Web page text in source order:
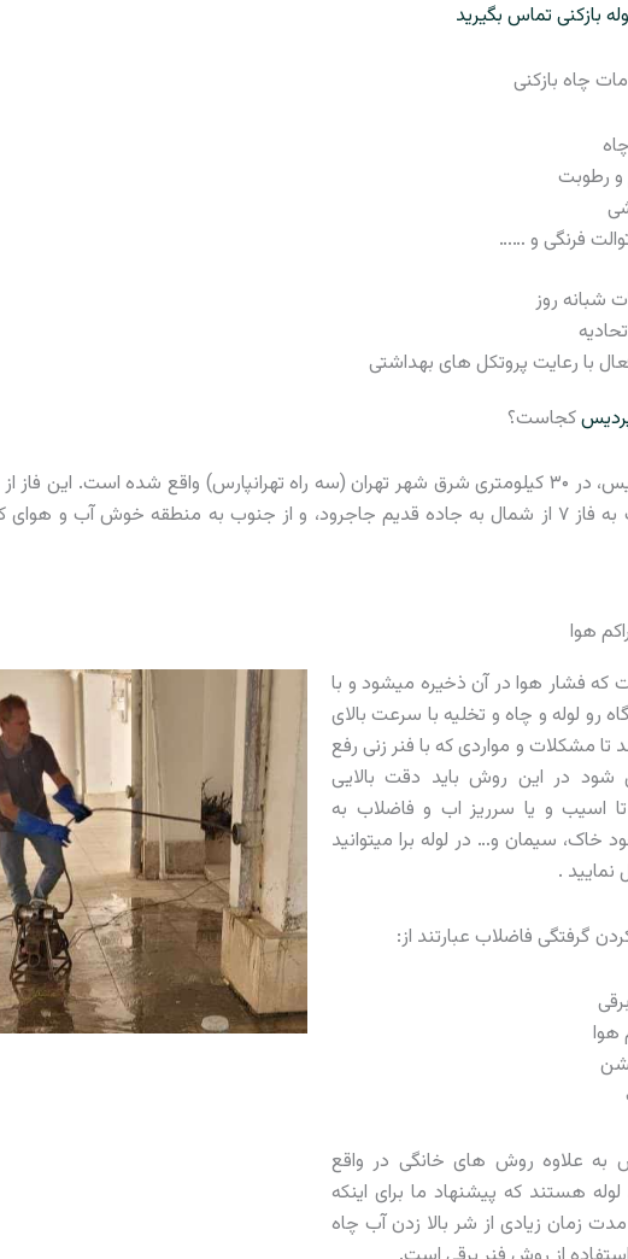
بازکنی تماس بگیرید
چاه بازکنی
و رطوبت
فرنگی و ……
شبانه روز
با رعایت پروتکل های بهداشتی
کجاست؟
فاز6 شهر پردیس، در ۳۰ کیلومتری شرق شهر تهران (سه راه تهرانپارس) واقع شده است. این
بومهن، از غرب به فاز ۷ از شمال به جاده قدیم جاجرود، و از جنوب به منطقه خوش آب و
هوا
فشار هوا در آن ذخیره میشود و با
رو لوله و چاه و تخلیه با سرعت بالای
مشکلات و مواردی که با فنر زنی رفع
در این روش باید دقت بالایی
اسیب و یا سرریز اب و فاضلاب به
خاک، سیمان و… در لوله برا میتوانید
.
گرفتگی فاضلاب عبارتند از:
هوا
۴ روش به علاوه روش های خانگی در واقع
هستند که پیشنهاد ما برای اینکه
زمان زیادی از شر بالا زدن آب چاه